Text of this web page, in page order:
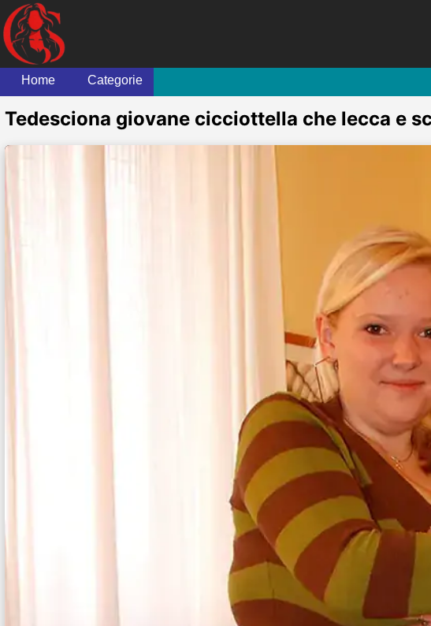
Home Categorie
Tedesciona giovane cicciottella che lecca e